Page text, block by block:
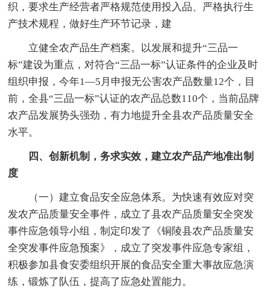
织，要求生产经营者严格规范使用投入品、严格执行生
产技术规程，做好生产环节记录，建
立健全农产品生产档案。以发展和提升“三品一
标”建设为重点，对符合“三品一标”认证条件的企业及时
组织申报，今年1—5月申报无公害农产品数量12个，目
前，全县“三品一标”认证的农产品总数110个，当前品牌
农产品发展势头强劲，有力地提升全县农产品质量安全
水平。
四、创新机制，务求实效，建立农产品产地准出制
度
（一）建立食品安全应急体系。为快速有效应对突
发农产品质量安全事件，成立了县农产品质量安全突发
事件应急领导小组，制定印发了《铜陵县农产品质量安
全突发事件应急预案》，成立了突发事件应急专家组，
积极参加县食安委组织开展的食品安全重大事故应急演
练，锻炼了队伍，提高了应急处置能力。